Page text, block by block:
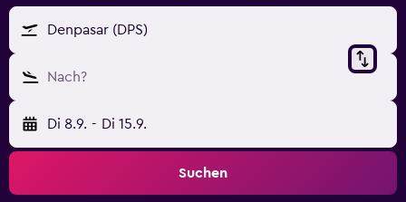
Denpasar (DPS)
Nach?
Di 8.9. - Di 15.9.
Suchen